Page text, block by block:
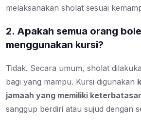
melaksanakan sholat sesuai
2. Apakah semua orang
menggunakan kursi?
Tidak. Secara umum, sholat
bagi yang mampu. Kursi digunakan
jamaah yang memiliki
sanggup berdiri atau sujud dengan